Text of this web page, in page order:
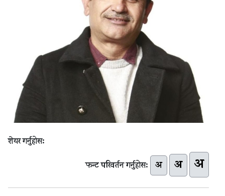
शेयर गर्नुहोस:
फन्ट परिवर्तन गर्नुहोस: अ अ अ